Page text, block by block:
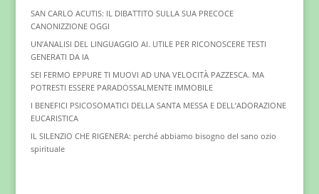
SAN CARLO ACUTIS: IL DIBATTITO SULLA SUA PRECOCE
CANONIZZIONE OGGI
UN’ANALISI DEL LINGUAGGIO AI. UTILE PER RICONOSCERE TESTI
GENERATI DA IA
SEI FERMO EPPURE TI MUOVI AD UNA VELOCITÀ PAZZESCA. MA
POTRESTI ESSERE PARADOSSALMENTE IMMOBILE
I BENEFICI PSICOSOMATICI DELLA SANTA MESSA E DELL’ADORAZIONE
EUCARISTICA
IL SILENZIO CHE RIGENERA: perché abbiamo bisogno del sano ozio
spirituale